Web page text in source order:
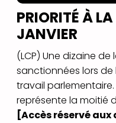
PRIORITÉ À
JANVIER
(LCP) Une dizaine
sanctionnées lors
travail
représente la moitié
[Accès réservé aux